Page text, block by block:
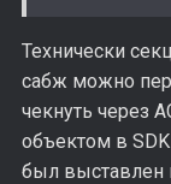
Технически
сабж можно
чекнуть через
объектом в
был выставлен